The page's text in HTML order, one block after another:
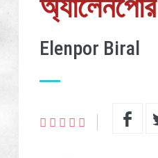
অ্যালেনপোর
Elenpor Biral